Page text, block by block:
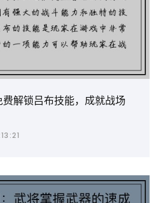
解锁吕布技能，成就战场